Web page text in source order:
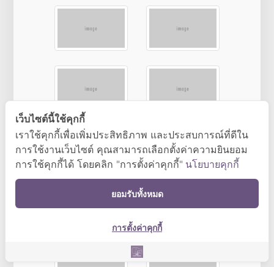
เว็บไซต์นี้ใช้คุกกี้
เราใช้คุกกี้เพื่อเพิ่มประสิทธิภาพ และประสบการณ์ที่ดีใน
การใช้งานเว็บไซต์ คุณสามารถเลือกตั้งค่าความยินยอม
การใช้คุกกี้ได้ โดยคลิก "การตั้งค่าคุกกี้" นโยบายคุกกี้
ยอมรับทั้งหมด
การตั้งค่าคุกกี้